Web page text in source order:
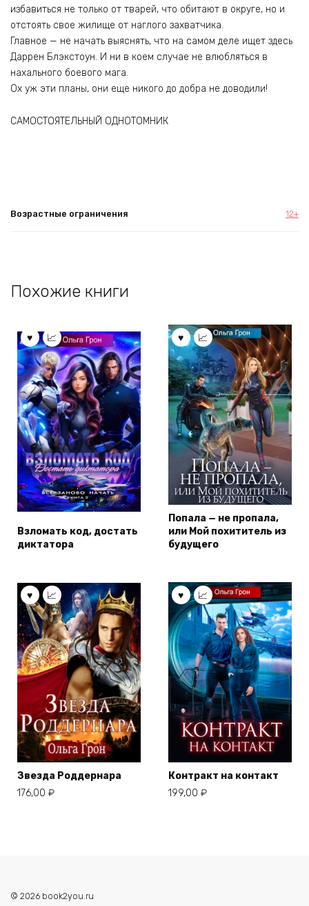
избавиться не только от тварей, что обитают в округе, но и
отстоять свое жилище от наглого захватчика.
Главное — не начать выяснять, что на самом деле ищет здесь
Даррен Блэкстоун. И ни в коем случае не влюбляться в
нахального боевого мага.
Ох уж эти планы, они еще никого до добра не доводили!
САМОСТОЯТЕЛЬНЫЙ ОДНОТОМНИК
Возрастные ограничения 12+
Похожие книги
Взломать код, достать
диктатора
Попала — не пропала,
или Мой похититель из
будущего
Звезда Роддернара
176,00 ₽
Контракт на контакт
199,00 ₽
© 2026 book2you.ru